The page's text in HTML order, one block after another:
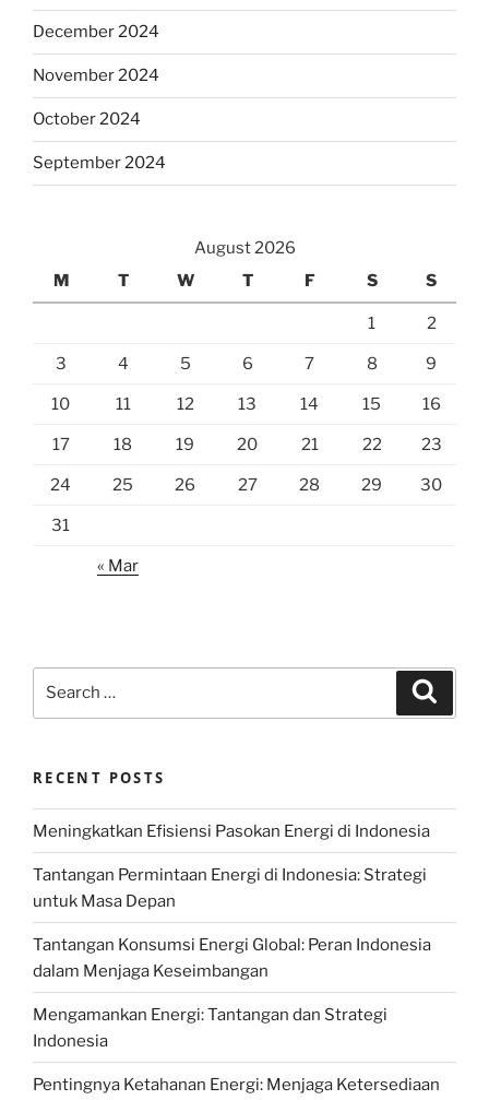
December 2024
November 2024
October 2024
September 2024
August 2026
M
T W T F S S
1 2
3 4 5 6 7 8 9
10 11 12 13 14 15 16
17 18 19 20 21 22 23
24 25 26 27 28 29 30
31
« Mar
RECENT POSTS
Meningkatkan Efisiensi Pasokan Energi di Indonesia
Tantangan Permintaan Energi di Indonesia: Strategi
untuk Masa Depan
Tantangan Konsumsi Energi Global: Peran Indonesia
dalam Menjaga Keseimbangan
Mengamankan Energi: Tantangan dan Strategi
Indonesia
Pentingnya Ketahanan Energi: Menjaga Ketersediaan